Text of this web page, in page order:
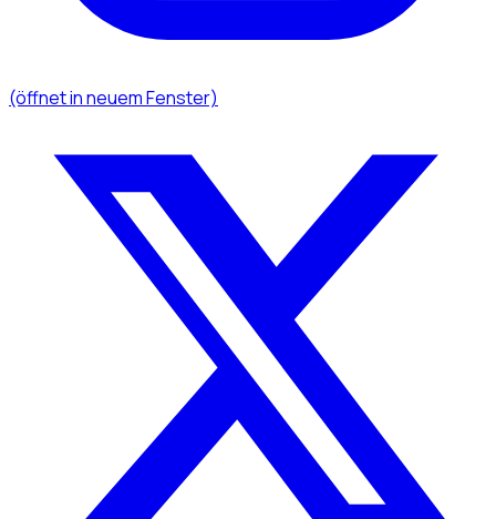
(öffnet in neuem Fenster)